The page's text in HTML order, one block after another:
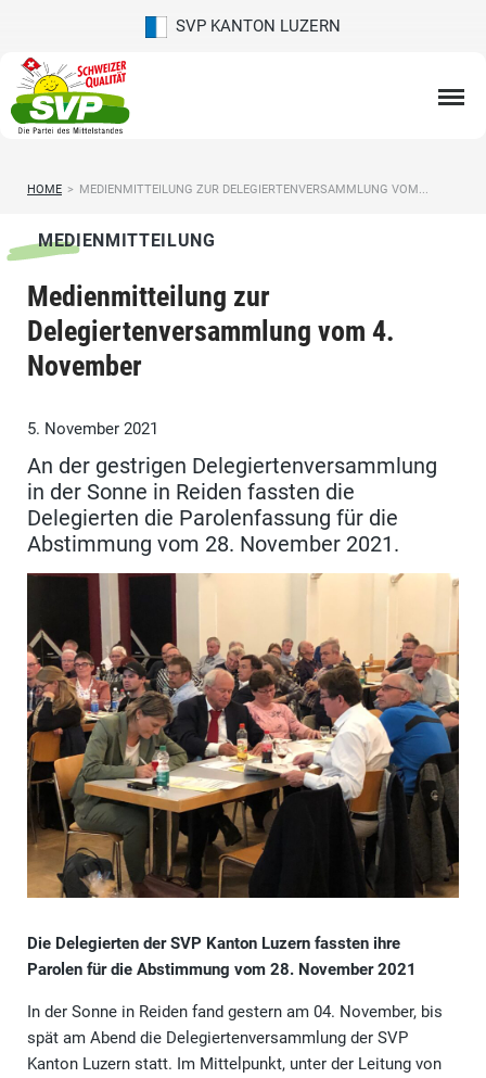
SVP KANTON LUZERN
HOME > MEDIENMITTEILUNG ZUR DELEGIERTENVERSAMMLUNG VOM...
MEDIENMITTEILUNG
Medienmitteilung zur
Delegiertenversammlung vom 4.
November
5. November 2021
An der gestrigen Delegiertenversammlung
in der Sonne in Reiden fassten die
Delegierten die Parolenfassung für die
Abstimmung vom 28. November 2021.
Die Delegierten der SVP Kanton Luzern fassten ihre
Parolen für die Abstimmung vom 28. November 2021
In der Sonne in Reiden fand gestern am 04. November, bis
spät am Abend die Delegiertenversammlung der SVP
Kanton Luzern statt. Im Mittelpunkt, unter der Leitung von